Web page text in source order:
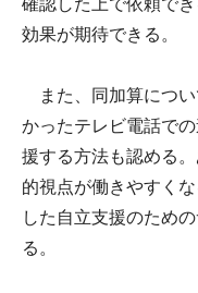
効果が期待できる。
また、同加算につい
かったテレビ電話で
援する方法も認める
的視点が働きやすく
した自立支援のため
る。